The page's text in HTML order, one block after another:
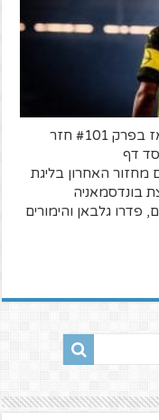
שמענו את הפידבקים מהפעם הקודמת אז בפרק #101 חזר
דף
מחזור האחרון בליגת
בונדסמאניה
פדרו גלבאן והימורים